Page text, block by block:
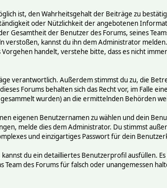
ist, den Wahrheitsgehalt der Beiträge zu
oder Nützlichkeit der angebotenen
Gesamtheit der Benutzer des Forums, seines
kannst du ihn dem Administrator
handelt, verstehe bitte, dass es nicht
verantwortlich. Außerdem stimmst du zu, die
Forums behalten sich das Recht vor, im Falle
wurden) an die ermittelnden Behörden
eigenen Benutzernamen zu wählen und dein
melde dies dem Administrator. Du stimmst
und einzigartiges Passwort für dein
du ein detailliertes Benutzerprofil
Team des Forums für falsch oder unangemessen